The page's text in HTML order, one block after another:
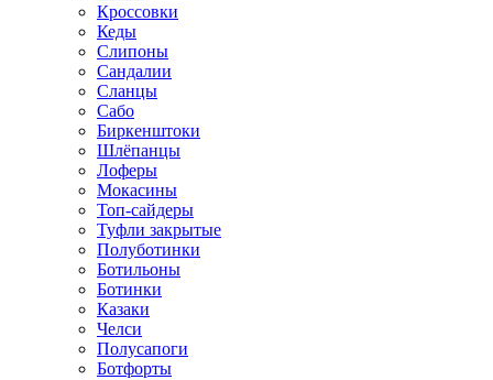
Кроссовки
Кеды
Слипоны
Сандалии
Сланцы
Сабо
Биркенштоки
Шлёпанцы
Лоферы
Мокасины
Топ-сайдеры
Туфли закрытые
Полуботинки
Ботильоны
Ботинки
Казаки
Челси
Полусапоги
Ботфорты